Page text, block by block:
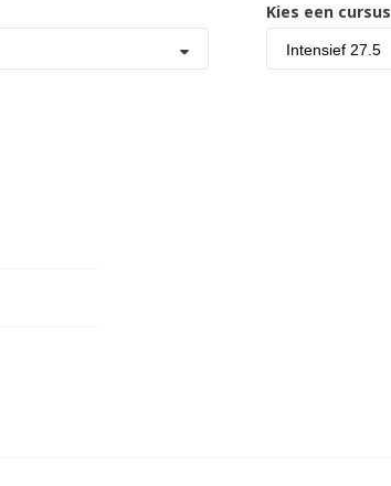
Kies een cursus
Intensief 27.5